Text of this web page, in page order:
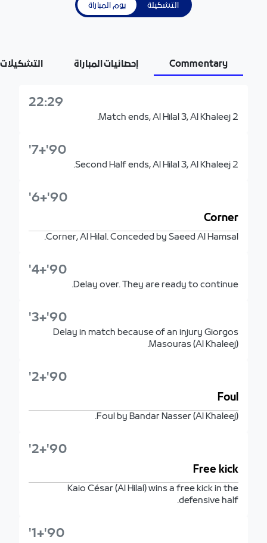
التشكيلة يوم المباراة
Commentary إحصائيات المباراة التشكيلات
22:29
Match ends, Al Hilal 3, Al Khaleej 2.
90'+7'
Second Half ends, Al Hilal 3, Al Khaleej 2.
90'+6'
Corner
Corner, Al Hilal. Conceded by Saeed Al Hamsal.
90'+4'
Delay over. They are ready to continue.
90'+3'
Delay in match because of an injury Giorgos
Masouras (Al Khaleej).
90'+2'
Foul
Foul by Bandar Nasser (Al Khaleej).
90'+2'
Free kick
Kaio César (Al Hilal) wins a free kick in the
defensive half.
90'+1'